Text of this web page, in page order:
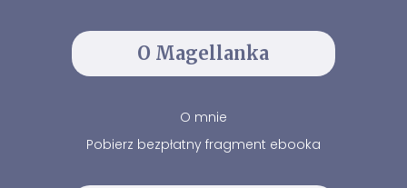
O Magellanka
O mnie
Pobierz bezpłatny fragment ebooka